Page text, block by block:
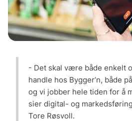
- Det skal være både enkelt
handle hos Bygger’n, både
og vi jobber hele tiden for å
sier digital- og
Tore Røsvoll.